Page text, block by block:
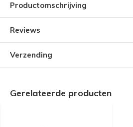
Productomschrijving
Reviews
Verzending
Gerelateerde producten